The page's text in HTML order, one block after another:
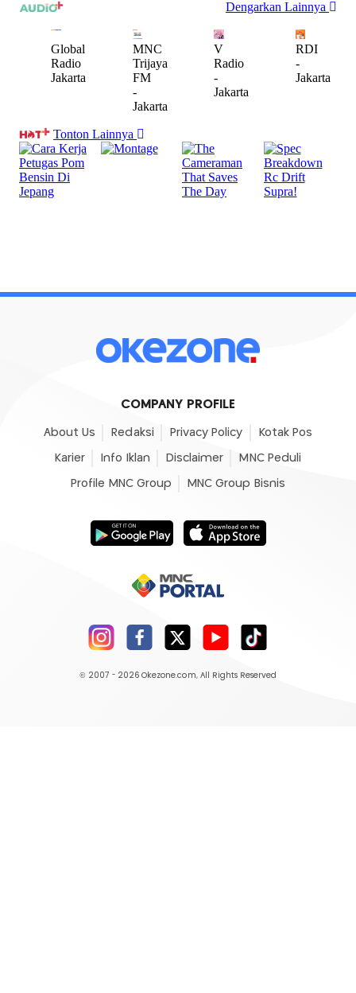
COMPANY PROFILE
About Us Redaksi Privacy Policy Kotak Pos
Karier Info Iklan Disclaimer MNC Peduli
Profile MNC Group MNC Group Bisnis
© 2007 - 2026 Okezone.com, All Rights Reserved